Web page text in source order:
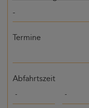
-
Termine
Abfahrtszeit